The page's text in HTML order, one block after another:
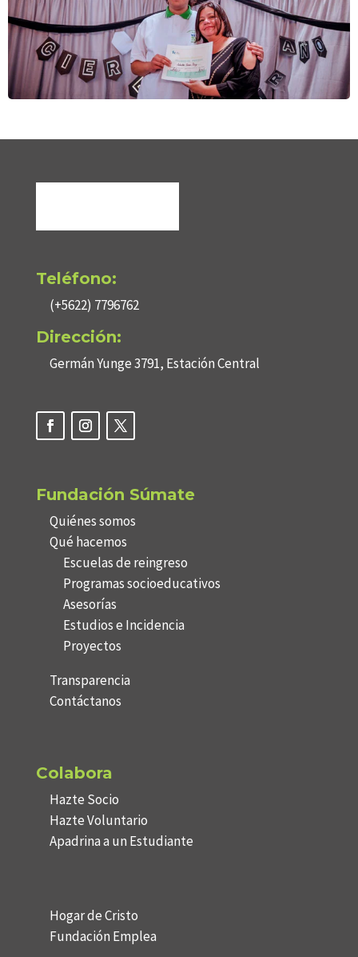
Teléfono:
(+5622) 7796762
Dirección:
Germán Yunge 3791, Estación Central
Fundación Súmate
Quiénes somos
Qué hacemos
Escuelas de reingreso
Programas socioeducativos
Asesorías
Estudios e Incidencia
Proyectos
Transparencia
Contáctanos
Colabora
Hazte Socio
Hazte Voluntario
Apadrina a un Estudiante
Hogar de Cristo
Fundación Emplea